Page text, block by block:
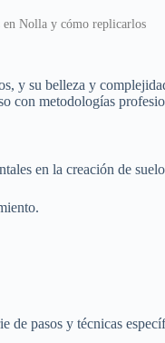
en Nolla y cómo replicarlos
su belleza y
con metodologías
en la creación de
de pasos y técnicas